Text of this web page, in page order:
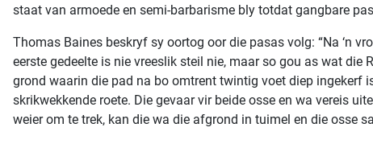
staat van armoede en semi-barbarisme bly totdat gangbare
Thomas Baines beskryf sy oortog oor die pasas volg: “Na ‘n
eerste gedeelte is nie vreeslik steil nie, maar so gou as wat die
grond waarin die pad na bo omtrent twintig voet diep ingekerf
skrikwekkende roete. Die gevaar vir beide osse en wa vereis
weier om te trek, kan die wa die afgrond in tuimel en die osse